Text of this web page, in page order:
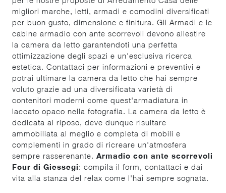
migliori marche, letti, armadi e comodini diversificati
per buon gusto, dimensione e finitura. Gli Armadi e le
cabine armadio con ante scorrevoli devono allestire
la camera da letto garantendoti una perfetta
ottimizzazione degli spazi e un'esclusiva ricerca
estetica. Contattaci per informazioni e preventivi e
potrai ultimare la camera da letto che hai sempre
voluto grazie ad una diversificata varietà di
contenitori moderni come quest'armadiatura in
laccato opaco nella fotografia. La camera da letto è
dedicata al riposo, deve dunque risultare
ammobiliata al meglio e completa di mobili e
complementi in grado di ricreare un'atmosfera
sempre rasserenante. Armadio con ante scorrevoli
Four di Giessegi: compila il form, contattaci e dai
vita alla stanza del relax come l'hai sempre sognata.